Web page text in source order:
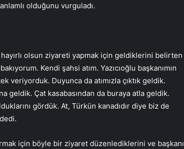
olduğunu vurguladı.
hayırlı olsun ziyareti yapmak için geldiklerini belirten
Kendi şahsi atım. Yazıcıoğlu başkanımın
veriyorduk. Duyunca da atımızla çıktık geldik.
geldik. Çat kasabasından da buraya atla geldik.
gördük. At, Türkün kanadıdır diye biz de
için böyle bir ziyaret düzenlediklerini ve başkanı